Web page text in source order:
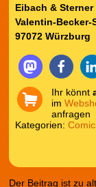
Eibach & Sterner
Valentin-Becker-
97072 Würzburg
Ihr könnt
im
anfragen
Kategorien:
Der Beitrag ist zu